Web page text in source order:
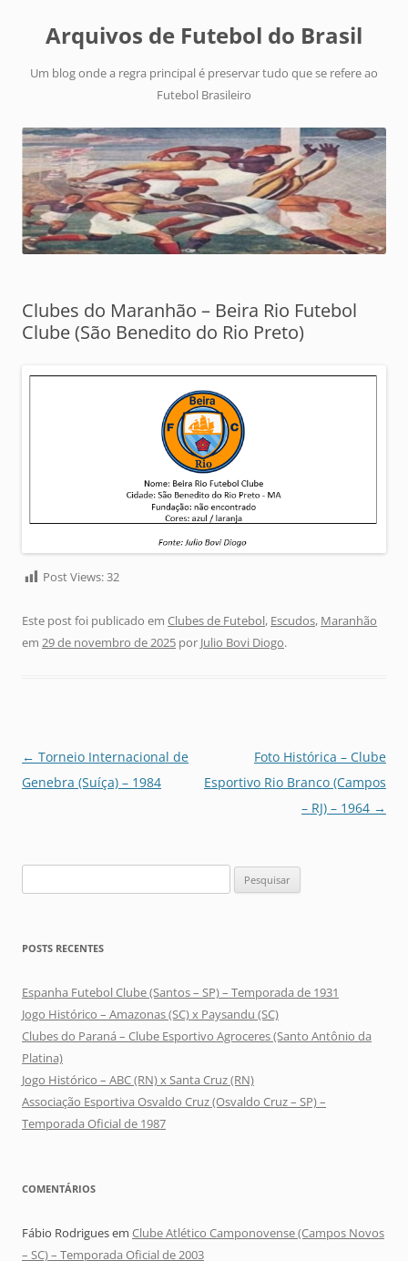
Arquivos de Futebol do Brasil
Um blog onde a regra principal é preservar tudo que se refere ao
Futebol Brasileiro
Clubes do Maranhão – Beira Rio Futebol
Clube (São Benedito do Rio Preto)
Post Views:32
Este post foi publicado em Clubes de Futebol, Escudos, Maranhão
em 29 de novembro de 2025 por Julio Bovi Diogo.
Navegação
de
← Torneio Internacional de
Genebra (Suíça) – 1984
Foto Histórica – Clube
Esportivo Rio Branco (Campos
– RJ) – 1964 →
por:
POSTS RECENTES
Espanha Futebol Clube (Santos – SP) – Temporada de 1931
Jogo Histórico – Amazonas (SC) x Paysandu (SC)
Clubes do Paraná – Clube Esportivo Agroceres (Santo Antônio da
Platina)
Jogo Histórico – ABC (RN) x Santa Cruz (RN)
Associação Esportiva Osvaldo Cruz (Osvaldo Cruz – SP) –
Temporada Oficial de 1987
COMENTÁRIOS
Fábio Rodriguesem Clube Atlético Camponovense (Campos Novos
– SC) – Temporada Oficial de 2003